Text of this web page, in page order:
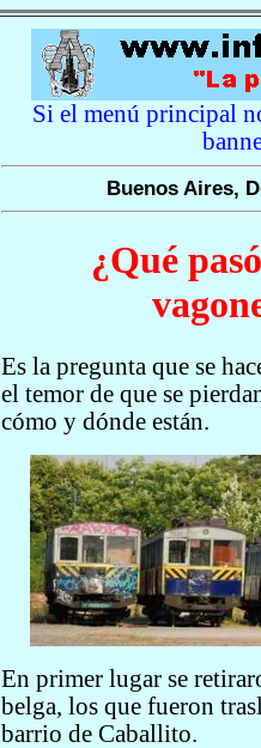
Si el menú principal
Buenos Aires,
¿Qué
Es la pregunta que se
el temor de que se
cómo y dónde están.
En primer lugar se
belga, los que fueron
barrio de Caballito.